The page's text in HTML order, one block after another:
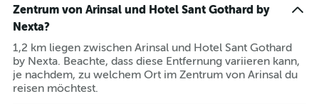
Zentrum von Arinsal und Hotel Sant Gothard by
Nexta?
1,2 km liegen zwischen Arinsal und Hotel Sant Gothard
by Nexta. Beachte, dass diese Entfernung variieren kann,
je nachdem, zu welchem Ort im Zentrum von Arinsal du
reisen möchtest.